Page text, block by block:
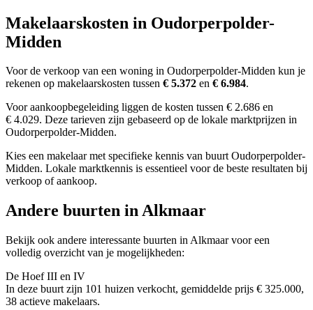
Makelaarskosten in Oudorperpolder-
Midden
Voor de verkoop van een woning in Oudorperpolder-Midden kun je
rekenen op makelaarskosten tussen € 5.372 en € 6.984.
Voor aankoopbegeleiding liggen de kosten tussen € 2.686 en
€ 4.029. Deze tarieven zijn gebaseerd op de lokale marktprijzen in
Oudorperpolder-Midden.
Kies een makelaar met specifieke kennis van buurt Oudorperpolder-
Midden. Lokale marktkennis is essentieel voor de beste resultaten bij
verkoop of aankoop.
Andere buurten in Alkmaar
Bekijk ook andere interessante buurten in Alkmaar voor een
volledig overzicht van je mogelijkheden:
De Hoef III en IV
In deze buurt zijn 101 huizen verkocht, gemiddelde prijs € 325.000,
38 actieve makelaars.